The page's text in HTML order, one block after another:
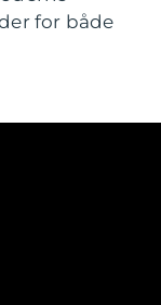
for både